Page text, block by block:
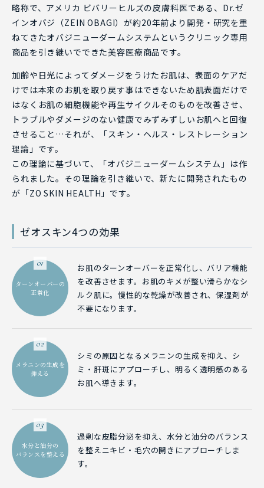
略称で、アメリカ ビバリーヒルズの皮膚科医である、Dr.ゼ
インオバジ（ZEIN OBAGI）が約20年前より開発・研究を重
ねてきたオバジニューダームシステムというクリニック専用
商品を引き継いでできた美容医療商品です。
加齢や日光によってダメージをうけたお肌は、表面のケアだ
けでは本来のお肌を取り戻す事はできないため肌表面だけで
はなくお肌の細胞機能や再生サイクルそのものを改善させ、
トラブルやダメージのない健康でみずみずしいお肌へと回復
させること…それが、「スキン・ヘルス・レストレーション
理論」です。
この理論に基づいて、「オバジニューダームシステム」は作
られました。その理論を引き継いで、新たに開発されたもの
が「ZO SKIN HEALTH」です。
ゼオスキン4つの効果
01
ターンオーバーの
正常化
お肌のターンオーバーを正常化し、バリア機能
を改善させます。お肌のキメが整い滑らかなシ
ルク肌に。慢性的な乾燥が改善され、保湿剤が
不要になります。
02
メラニンの生成を
抑える
シミの原因となるメラニンの生成を抑え、シ
ミ・肝斑にアプローチし、明るく透明感のある
お肌へ導きます。
03
水分と油分の
バランスを整える
過剰な皮脂分泌を抑え、水分と油分のバランス
を整えニキビ・毛穴の開きにアプローチしま
す。